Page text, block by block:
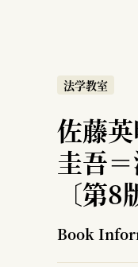
法学教室
佐藤
圭吾
〔第8
Book